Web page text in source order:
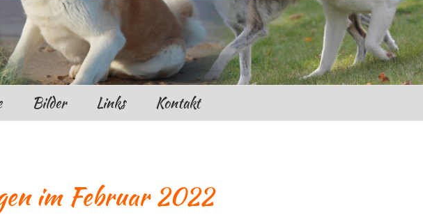
Bilder Links Kontakt
im Februar 2022